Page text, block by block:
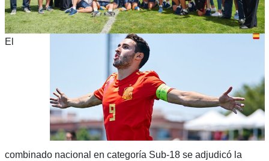
El
combinado nacional en categoría Sub-18 se adjudicó la